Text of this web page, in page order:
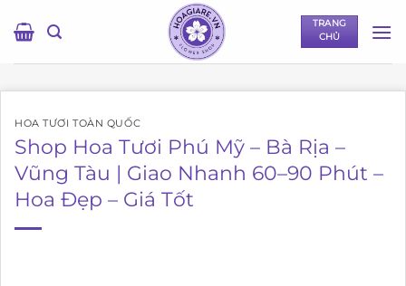
qua
TRANG
CHỦ
HOA TƯƠI TOÀN QUỐC
Shop Hoa Tươi Phú Mỹ – Bà Rịa –
Vũng Tàu | Giao Nhanh 60–90 Phút –
Hoa Đẹp – Giá Tốt